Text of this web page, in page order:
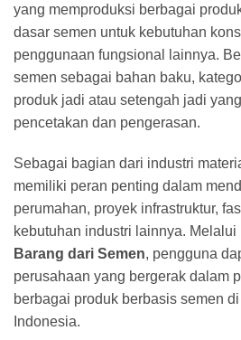
yang memproduksi berbagai
dasar semen untuk kebutuhan
penggunaan fungsional lainnya.
semen sebagai bahan baku,
produk jadi atau setengah jadi
pencetakan dan pengerasan.
Sebagai bagian dari industri
memiliki peran penting dalam
perumahan, proyek infrastruktur,
kebutuhan industri lainnya. Melalui
Barang dari Semen, pengguna
perusahaan yang bergerak dalam
berbagai produk berbasis semen
Indonesia.